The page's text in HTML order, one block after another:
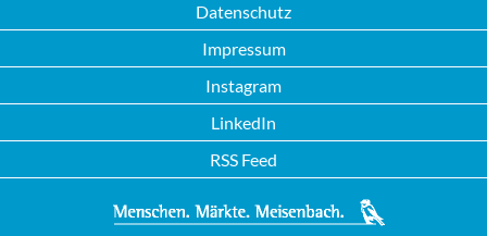
Datenschutz
Impressum
Instagram
LinkedIn
RSS Feed